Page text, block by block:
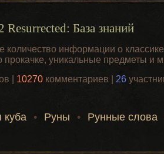
Resurrected: База знаний
количество информации о
прокачке, уникальные предметы и
| 10270 комментариев | 26
куба • Руны • Рунные слова